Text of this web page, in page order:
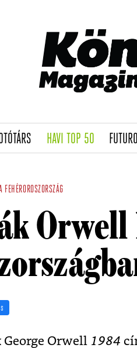
(CURRENT)
HAVI TOP 50(CURRENT)
FEHÉROROSZORSZÁG
Orwell
Orwell 1984